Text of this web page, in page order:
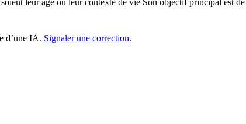
leur âge ou leur contexte de vie Son objectif principal est
d’une IA. Signaler une correction.